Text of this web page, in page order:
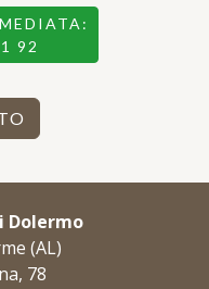
92
Dolermo
(AL)
78